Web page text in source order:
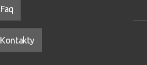
Faq
Kontakty